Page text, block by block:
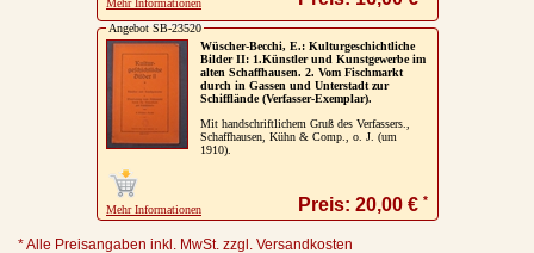
Mehr Informationen
Angebot SB-23520
Wüscher-Becchi, E.: Kulturgeschichtliche
Bilder II: 1.Künstler und Kunstgewerbe im
alten Schaffhausen. 2. Vom Fischmarkt
durch in Gassen und Unterstadt zur
Schifflände (Verfasser-Exemplar).
Mit handschriftlichem Gruß des Verfassers.,
Schaffhausen, Kühn & Comp., o. J. (um
1910).
Mehr Informationen Preis: 20,00 € *
* Alle Preisangaben inkl. MwSt. zzgl. Versandkosten